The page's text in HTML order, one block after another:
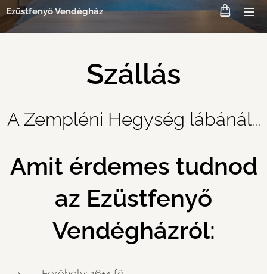
Ezüstfenyő Vendégház
Szállás
A Zempléni Hegység lábánál...
Amit érdemes tudnod
az Ezüstfenyő
Vendégházról: